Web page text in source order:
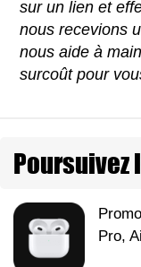
sur un lien et
nous recevions
nous aide à
surcoût pour
Pro,